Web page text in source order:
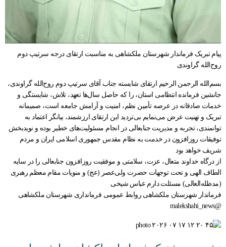
پیام تبریک فرماندار شهرستان ملکشاهی به مناسبت ارتقای درجه سرتیپ دوم
روح‌الله گراوندی
بسم‌الله الرحمن الرحیم ارتقای شایسته جناب آقای سرتیپ دوم روح‌الله گراوندی،
جانشین فرمانده انتظامی استان، را که حاصل سال‌ها تعهد، تلاش، شایستگی و
خدمات صادقانه در عرصه تأمین نظم، امنیت و آرامش جامعه است، صمیمانه
تبریک و تهنیت عرض می‌نمایم بی‌تردید این ارتقای ارزشمند، بیانگر اعتماد به
توانمندی، تجربه و مدیریت جنابعالی در انجام مسئولیت‌های خطیر بوده و نویدبخش
توفیقات روزافزون در خدمت به نظام مقدس جمهوری اسلامی ایران و مردم
شریف خواهد بود
از درگاه خداوند متعال، عزت، سلامتی و موفقیت روزافزون جنابعالی را در سایه
الطاف الهی و تحت توجهات حضرت ولی‌عصر (عج) و منویات مقام معظم رهبری
(مدظله‌العالی) مسئلت دارم عباس شیخی
فرماندار شهرستان ملکشاهی روابط عمومی فرمانداری شهرستان ملکشاهی
@malekshahi_news